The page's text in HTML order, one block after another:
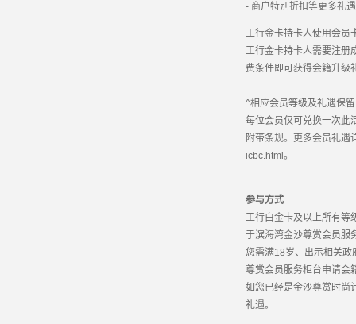
- 商户特别折扣等更多礼遇
工行金卡持卡人使用会员
工行金卡持卡人需要注册
费条件即可获得会籍升级
^相应会员等级及礼遇保
每位会员仅可兑换一次此
附带条规。更多会员礼
icbc.html。
参与方式
工行白金卡及以上所有等
于滨海湾金沙尊赏会员服
您需满18岁、出示相关政
尊赏会员服务柜台申请会
如您已经是金沙尊赏时尚
礼遇。